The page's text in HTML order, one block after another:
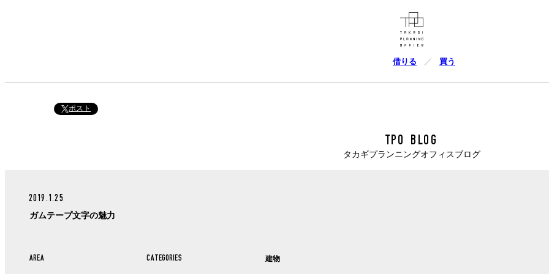
借りる 買う
ポスト
TPO BLOG
タカギプランニングオフィスブログ
2019.1.25
ガムテープ文字の魅力
AREA CATEGORIES 建物